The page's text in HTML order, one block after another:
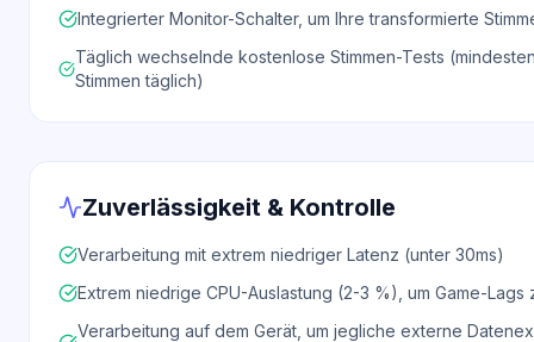
Integrierter Monitor-Schalter, um Ihre transformierte
Täglich wechselnde kostenlose Stimmen-Tests
Stimmen täglich)
Zuverlässigkeit & Kontrolle
Verarbeitung mit extrem niedriger Latenz (unter 30ms)
Extrem niedrige CPU-Auslastung (2-3 %), um Game-Lags
Verarbeitung auf dem Gerät, um jegliche externe